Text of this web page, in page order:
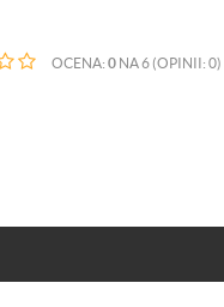
OCENA: 0 NA 6 (OPINII: 0)